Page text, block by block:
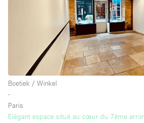
Boetiek / Winkel
∙
Paris
Elégant espace situé au cœur du 7ème